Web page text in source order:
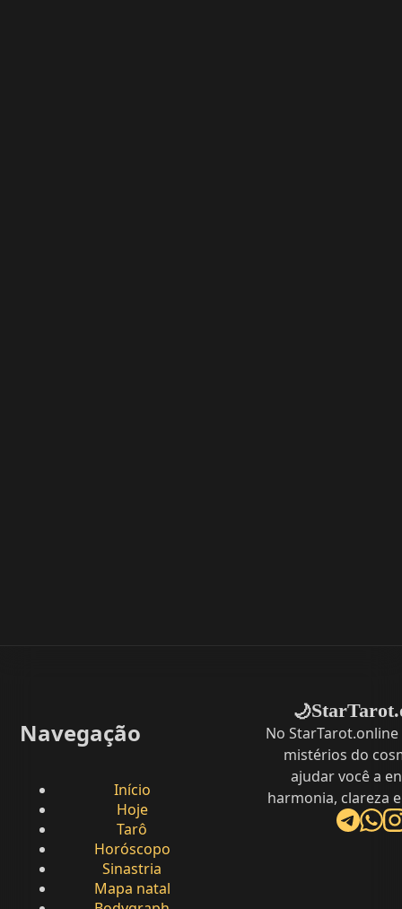
Navegação
Início
Hoje
Tarô
Horóscopo
Sinastria
Mapa natal
🌙
No
mistérios do
ajudar você a
harmonia, clareza